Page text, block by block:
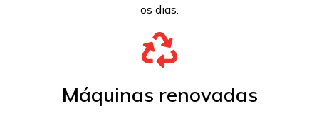
os dias.
Máquinas renovadas